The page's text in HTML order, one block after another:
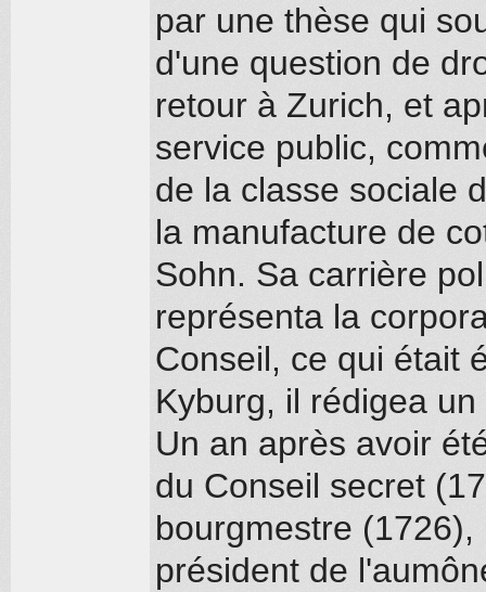
par une thèse qui
d'une question de
retour à Zurich, et
service public,
de la classe sociale
la manufacture de
Sohn. Sa carrière
représenta la
Conseil, ce qui était
Kyburg, il rédigea
Un an après avoir
du Conseil secret
bourgmestre
président de